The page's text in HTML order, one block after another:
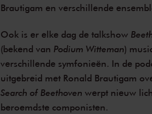
Brautigam en verschillende
Ook is er elke dag de talkshow
(bekend van Podium Witteman)
verschillende symfonieën. In de
uitgebreid met Ronald Brautigam
Search of Beethoven werpt nieuw
beroemdste componisten.